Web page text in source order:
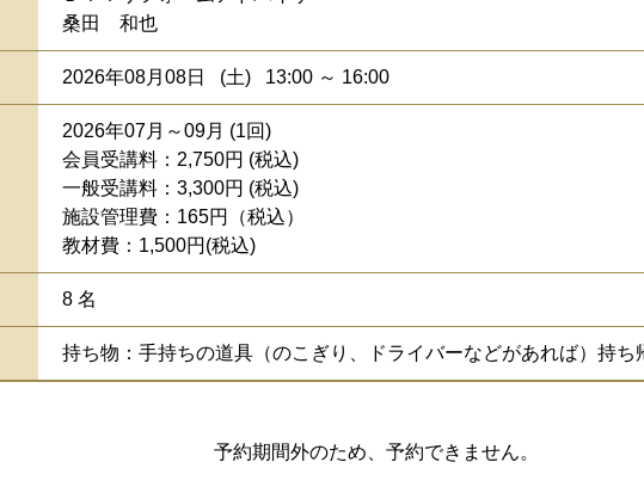
桑田 和也
2026年08月08日 (土) 13:00 ～ 16:00
2026年07月～09月 (1回)
会員受講料：2,750円 (税込)
一般受講料：3,300円 (税込)
施設管理費：165円（税込）
教材費：1,500円(税込)
8 名
持ち物：手持ちの道具（のこぎり、ドライバーなどがあれば）持ち
予約期間外のため、予約できません。